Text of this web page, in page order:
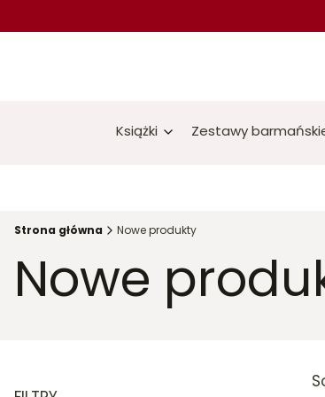
Książki Zestawy
Strona główna Nowe produkty
Nowe